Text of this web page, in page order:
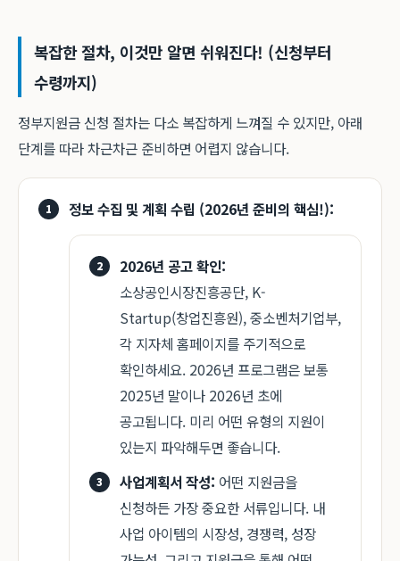
복잡한 절차, 이것만 알면 쉬워진다! (신청부터
수령까지)
정부지원금 신청 절차는 다소 복잡하게 느껴질 수 있지만, 아래
단계를 따라 차근차근 준비하면 어렵지 않습니다.
정보 수집 및 계획 수립 (2026년 준비의 핵심!):
2026년 공고 확인:
소상공인시장진흥공단, K-
Startup(창업진흥원), 중소벤처기업부,
각 지자체 홈페이지를 주기적으로
확인하세요. 2026년 프로그램은 보통
2025년 말이나 2026년 초에
공고됩니다. 미리 어떤 유형의 지원이
있는지 파악해두면 좋습니다.
사업계획서 작성: 어떤 지원금을
신청하든 가장 중요한 서류입니다. 내
사업 아이템의 시장성, 경쟁력, 성장